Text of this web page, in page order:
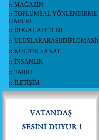
:: MAĞAZİN
:: TOPLUMSAL YÖNLENDİRME
HABERİ
:: DOGAL AFETLER
:: ULUSLARARASI(DİPLOMASİ)
:: KÜLTÜR-SANAT
:: İNSANLIK
:: TARİH
:: İLETİŞİM